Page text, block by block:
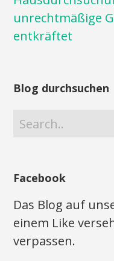
unrechtmäßige
entkräftet
Blog durchsuchen
Facebook
Das Blog auf
einem Like
verpassen.